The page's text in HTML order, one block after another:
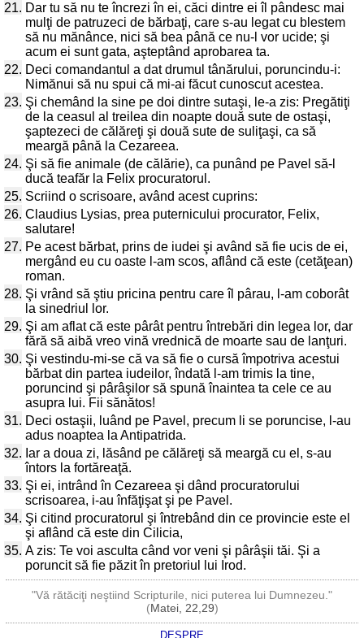
21. Dar tu să nu te încrezi în ei, căci dintre ei îl pândesc mai
mulţi de patruzeci de bărbaţi, care s-au legat cu blestem
să nu mănânce, nici să bea până ce nu-l vor ucide; şi
acum ei sunt gata, aşteptând aprobarea ta.
22. Deci comandantul a dat drumul tânărului, poruncindu-i:
Nimănui să nu spui că mi-ai făcut cunoscut acestea.
23. Şi chemând la sine pe doi dintre sutaşi, le-a zis: Pregătiţi
de la ceasul al treilea din noapte două sute de ostaşi,
şaptezeci de călăreţi şi două sute de suliţaşi, ca să
meargă până la Cezareea.
24. Şi să fie animale (de călărie), ca punând pe Pavel să-l
ducă teafăr la Felix procuratorul.
25. Scriind o scrisoare, având acest cuprins:
26. Claudius Lysias, prea puternicului procurator, Felix,
salutare!
27. Pe acest bărbat, prins de iudei şi având să fie ucis de ei,
mergând eu cu oaste l-am scos, aflând că este (cetăţean)
roman.
28. Şi vrând să ştiu pricina pentru care îl pârau, l-am coborât
la sinedriul lor.
29. Şi am aflat că este pârât pentru întrebări din legea lor, dar
fără să aibă vreo vină vrednică de moarte sau de lanţuri.
30. Şi vestindu-mi-se că va să fie o cursă împotriva acestui
bărbat din partea iudeilor, îndată l-am trimis la tine,
poruncind şi pârâşilor să spună înaintea ta cele ce au
asupra lui. Fii sănătos!
31. Deci ostaşii, luând pe Pavel, precum li se poruncise, l-au
adus noaptea la Antipatrida.
32. Iar a doua zi, lăsând pe călăreţi să meargă cu el, s-au
întors la fortăreaţă.
33. Şi ei, intrând în Cezareea şi dând procuratorului
scrisoarea, i-au înfăţişat şi pe Pavel.
34. Şi citind procuratorul şi întrebând din ce provincie este el
şi aflând că este din Cilicia,
35. A zis: Te voi asculta când vor veni şi pârâşii tăi. Şi a
poruncit să fie păzit în pretoriul lui Irod.
"Vă rătăciţi neştiind Scripturile, nici puterea lui Dumnezeu."
(Matei, 22,29)
DESPRE